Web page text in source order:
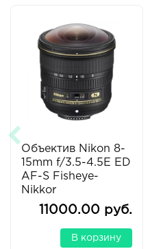
Объектив Nikon 8-
15mm f/3.5-4.5E ED
AF-S Fisheye-
Nikkor
11000.00 руб.
В корзину